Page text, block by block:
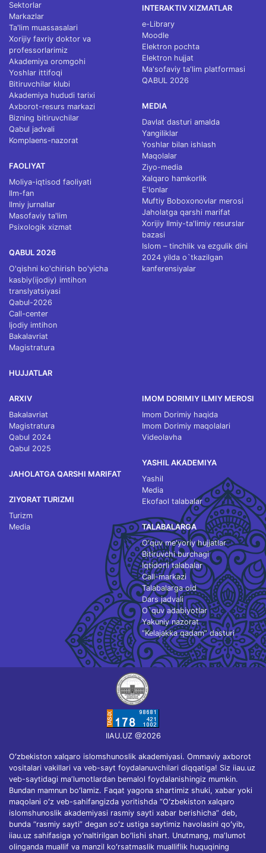
Sektorlar
Markazlar
Ta'lim muassasalari
Xorijiy faxriy doktor va
professorlarimiz
Akademiya oromgohi
Yoshlar ittifoqi
Bitiruvchilar klubi
Akademiya hududi tarixi
Axborot-resurs markazi
Bizning bitiruvchilar
Qabul jadvali
Komplaens-nazorat
FAOLIYAT
Moliya-iqtisod faoliyati
Ilm-fan
Ilmiy jurnallar
Masofaviy ta'lim
Psixologik xizmat
QABUL 2026
O'qishni ko'chirish bo'yicha
kasbiy(ijodiy) imtihon
translyatsiyasi
Qabul-2026
Call-center
Ijodiy imtihon
Bakalavriat
Magistratura
HUJJATLAR
INTERAKTIV XIZMATLAR
e-Library
Moodle
Elektron pochta
Elektron hujjat
Ma'sofaviy ta'lim platformasi
QABUL 2026
MEDIA
Davlat dasturi amalda
Yangiliklar
Yoshlar bilan ishlash
Maqolalar
Ziyo-media
Xalqaro hamkorlik
E'lonlar
Muftiy Boboxonovlar merosi
Jaholatga qarshi marifat
Xorijiy Ilmiy-ta'limiy resurslar
bazasi
Islom – tinchlik va ezgulik dini
2024 yilda o`tkazilgan
kanferensiyalar
ARXIV
Bakalavriat
Magistratura
Qabul 2024
Qabul 2025
JAHOLATGA QARSHI MARIFAT
ZIYORAT TURIZMI
Turizm
Media
IMOM DORIMIY ILMIY MEROSI
Imom Dorimiy haqida
Imom Dorimiy maqolalari
Videolavha
YASHIL AKADEMIYA
Yashil
Media
Ekofaol talabalar
TALABALARGA
O‘quv me'yoriy hujjatlar
Bitiruvchi burchagi
Iqtidorli talabalar
Call-markazi
Talabalarga oid
Dars jadvali
O`quv adabiyotlar
Yakuniy nazorat
“Kelajakka qadam” dasturi
IIAU.UZ @2026
Oʻzbekiston xalqaro islomshunoslik akademiyasi. Ommaviy axborot
vositalari vakillari va veb-sayt foydalanuvchilari diqqatiga! Siz iiau.uz
veb-saytidagi maʼlumotlardan bemalol foydalanishingiz mumkin.
Bundan mamnun boʻlamiz. Faqat yagona shartimiz shuki, xabar yoki
maqolani oʻz veb-sahifangizda yoritishda “Oʻzbekiston xalqaro
islomshunoslik akademiyasi rasmiy sayti xabar berishicha” deb,
bunda “rasmiy sayti” degan soʻz ustiga saytimiz havolasini qoʻyib,
iiau.uz sahifasiga yoʻnaltirilgan boʻlishi shart. Unutmang, maʼlumot
olinganda muallif va manzil koʻrsatmaslik mualliflik huquqining